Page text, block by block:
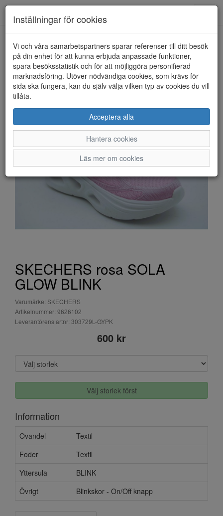
HEM SKECHERS
SKECHERS rosa SOLA
GLOW BLINK
Varumärke: SKECHERS
Artikelnummer: 9626102
Leverantörens artnr: 303729L-GYPK
600 kr
Välj storlek först
Information
Ovandel
Textil
Foder
Textil
Yttersula
BLINK
Övrigt
Blinkskor - On/Off knapp
Inställningar för cookies
Vi och våra samarbetspartners sparar referenser till ditt besök
på din enhet för att kunna erbjuda anpassade funktioner,
spara besöksstatistik och för att möjliggöra personifierad
marknadsföring. Utöver nödvändiga cookies, som krävs för
sida ska fungera, kan du själv välja vilken typ av cookies du vill
tillåta.
Acceptera alla
Hantera cookies
Läs mer om cookies